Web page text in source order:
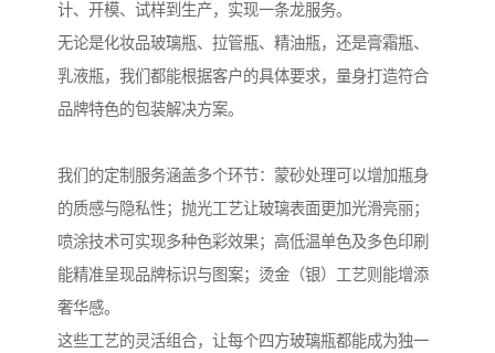
计、开模、试样到生产，实现一条龙服务。
无论是化妆品玻璃瓶、拉管瓶、精油瓶，还是膏霜瓶、
乳液瓶，我们都能根据客户的具体要求，量身打造符合
品牌特色的包装解决方案。
我们的定制服务涵盖多个环节：蒙砂处理可以增加瓶身
的质感与隐私性；抛光工艺让玻璃表面更加光滑亮丽；
喷涂技术可实现多种色彩效果；高低温单色及多色印刷
能精准呈现品牌标识与图案；烫金（银）工艺则能增添
奢华感。
这些工艺的灵活组合，让每个四方玻璃瓶都能成为独一